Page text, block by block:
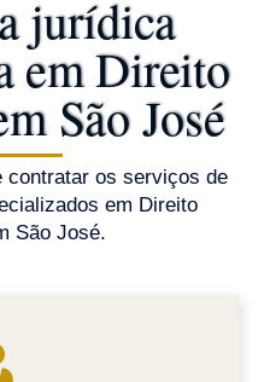
jurídica
em Direito
São José
contratar os serviços de
em Direito
São José.